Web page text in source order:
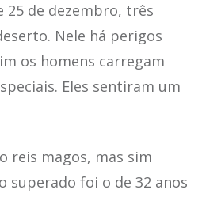
25 de dezembro, três
Nele há perigos
os homens carregam
Eles sentiram um
reis magos, mas sim
superado foi o de 32 anos